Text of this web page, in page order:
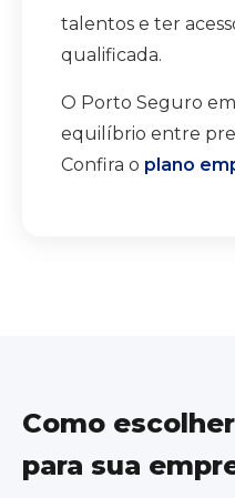
talentos e ter
qualificada.
O Porto Seguro
equilíbrio entre
Confira o plano
Como
para sua